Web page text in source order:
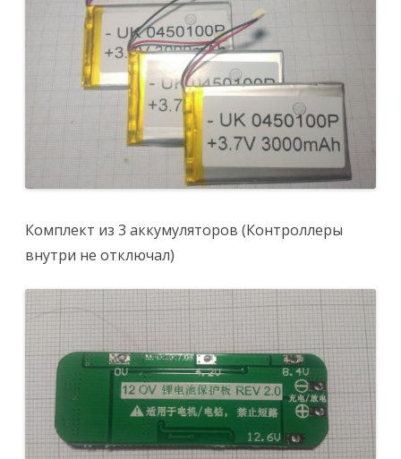
Комплект из 3 аккумуляторов (Контроллеры
внутри не отключал)